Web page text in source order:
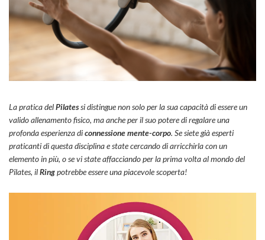
La pratica delPilatessi distingue non solo per la sua capacità di essere un
valido allenamento fisico, ma anche per il suo potere di regalare una
profonda esperienza diconnessione mente-corpo. Se siete già esperti
praticanti di questa disciplina e state cercando di arricchirla con un
elemento in più, o se vi state affacciando per la prima volta al mondo del
Pilates, ilRingpotrebbe essere una piacevole scoperta!